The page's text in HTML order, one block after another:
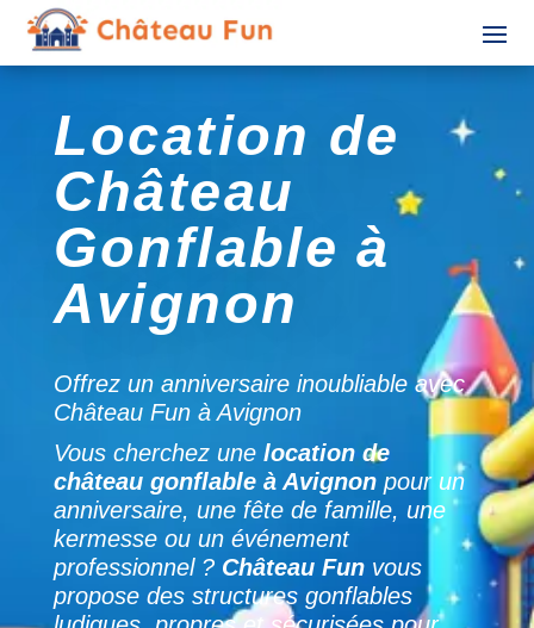
Location de
Château
Gonflable à
Avignon
Offrez un anniversaire inoubliable avec
Château Fun à Avignon
Vous cherchez une location de
château gonflable à Avignonpour un
anniversaire, une fête de famille, une
kermesse ou un événement
professionnel ? Château Funvous
propose des structures gonflables